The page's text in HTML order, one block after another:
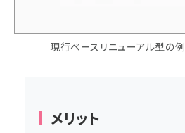
現行ベースリニューアル型の例
メリット